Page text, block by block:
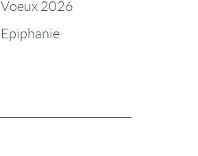
Voeux 2026
Epiphanie